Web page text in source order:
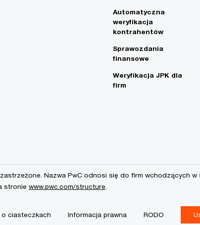
Automatyczna
weryfikacja
kontrahentów
Sprawozdania
finansowe
Weryfikacja JPK dla
firm
zastrzeżone. Nazwa PwC odnosi się do firm wchodzących
stronie www.pwc.com/structure
o ciasteczkach Informacja prawna RODO